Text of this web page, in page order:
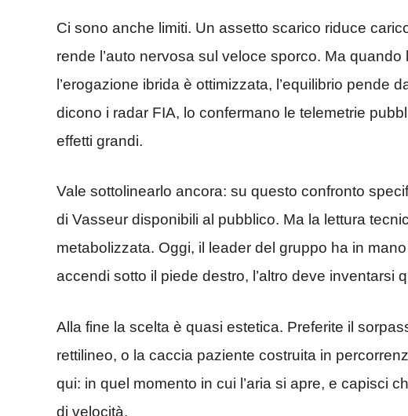
Ci sono anche limiti. Un assetto scarico riduce
rende l’auto nervosa sul veloce sporco. Ma quando
l’erogazione ibrida è ottimizzata, l’equilibrio pende
dicono i radar FIA, lo confermano le telemetrie
effetti grandi.
Vale sottolinearlo ancora: su questo confronto
di Vasseur disponibili al pubblico. Ma la lettura
metabolizzata. Oggi, il leader del gruppo ha in
accendi sotto il piede destro, l’altro deve inventarsi
Alla fine la scelta è quasi estetica. Preferite il
rettilineo, o la caccia paziente costruita in
qui: in quel momento in cui l’aria si apre, e capisci
di velocità.